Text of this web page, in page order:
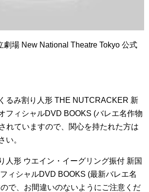
劇場 New National Theatre Tokyo 公式
るみ割り人形 THE NUTCRACKER 新
フィシャルDVD BOOKS (バレエ名作物
れていますので、関心を持たれた方は
い。
人形 ウエイン・イーグリング振付 新国
ィシャルDVD BOOKS (最新バレエ名
で、お間違いのないようにご注意くだ